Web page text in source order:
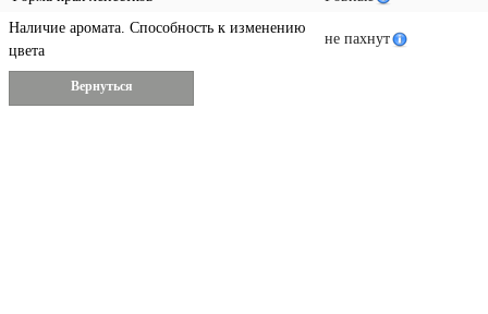
Наличие аромата. Способность к изменению
цвета
не пахнут
Вернуться